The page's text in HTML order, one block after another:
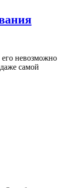
невозможно
самой